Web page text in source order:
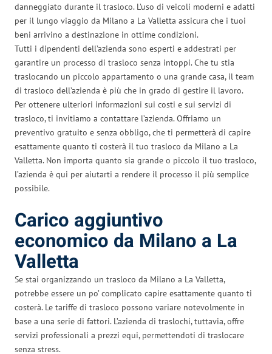
danneggiato durante il trasloco. L’uso di veicoli moderni e adatti
per il lungo viaggio da Milano a La Valletta assicura che i tuoi
beni arrivino a destinazione in ottime condizioni.
Tutti i dipendenti dell’azienda sono esperti e addestrati per
garantire un processo di trasloco senza intoppi. Che tu stia
traslocando un piccolo appartamento o una grande casa, il team
di trasloco dell’azienda è più che in grado di gestire il lavoro.
Per ottenere ulteriori informazioni sui costi e sui servizi di
trasloco, ti invitiamo a contattare l’azienda. Offriamo un
preventivo gratuito e senza obbligo, che ti permetterà di capire
esattamente quanto ti costerà il tuo trasloco da Milano a La
Valletta. Non importa quanto sia grande o piccolo il tuo trasloco,
l’azienda è qui per aiutarti a rendere il processo il più semplice
possibile.
Carico aggiuntivo
economico da Milano a La
Valletta
Se stai organizzando un trasloco da Milano a La Valletta,
potrebbe essere un po’ complicato capire esattamente quanto ti
costerà. Le tariffe di trasloco possono variare notevolmente in
base a una serie di fattori. L’azienda di traslochi, tuttavia, offre
servizi professionali a prezzi equi, permettendoti di traslocare
senza stress.